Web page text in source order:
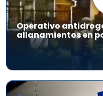
Operativo
allanamientos en